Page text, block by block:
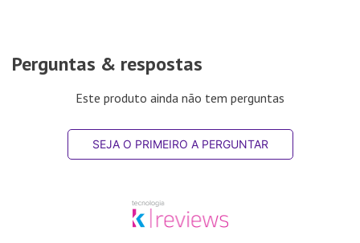
Perguntas & respostas
Este produto ainda não tem perguntas
SEJA O PRIMEIRO A PERGUNTAR